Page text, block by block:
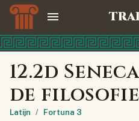
12.2d
de filosofie
Latijn / Fortuna 3